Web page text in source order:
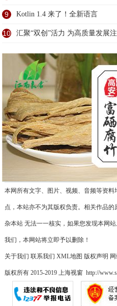
9 Kotlin 1.4 来了！全新语言
10 汇聚“双创”活力 为高质量发展
本网所有文字、图片、视频、音频等资
点，本站亦不为其版权负责。相关作品
杂本站 无法一一核实，如果您发现本网
我们，本网站将立即予以删除！
关于我们 联系我们 XML地图 版权声明
版权所有 2015-2019 上海视窗 http://